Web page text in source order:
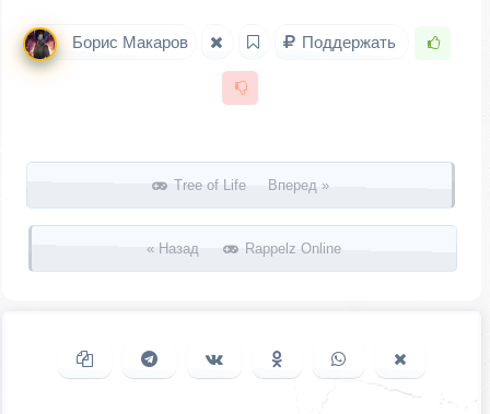
Борис Макаров Поддержать
Запись навигация
Tree of Life Вперед »
« Назад Rappelz Online
Копировать ссылкуПоделиться в Telegram
Поделиться ВКонтакте
Поделиться в
Одноклассниках
Поделиться в
WhatsAppв X